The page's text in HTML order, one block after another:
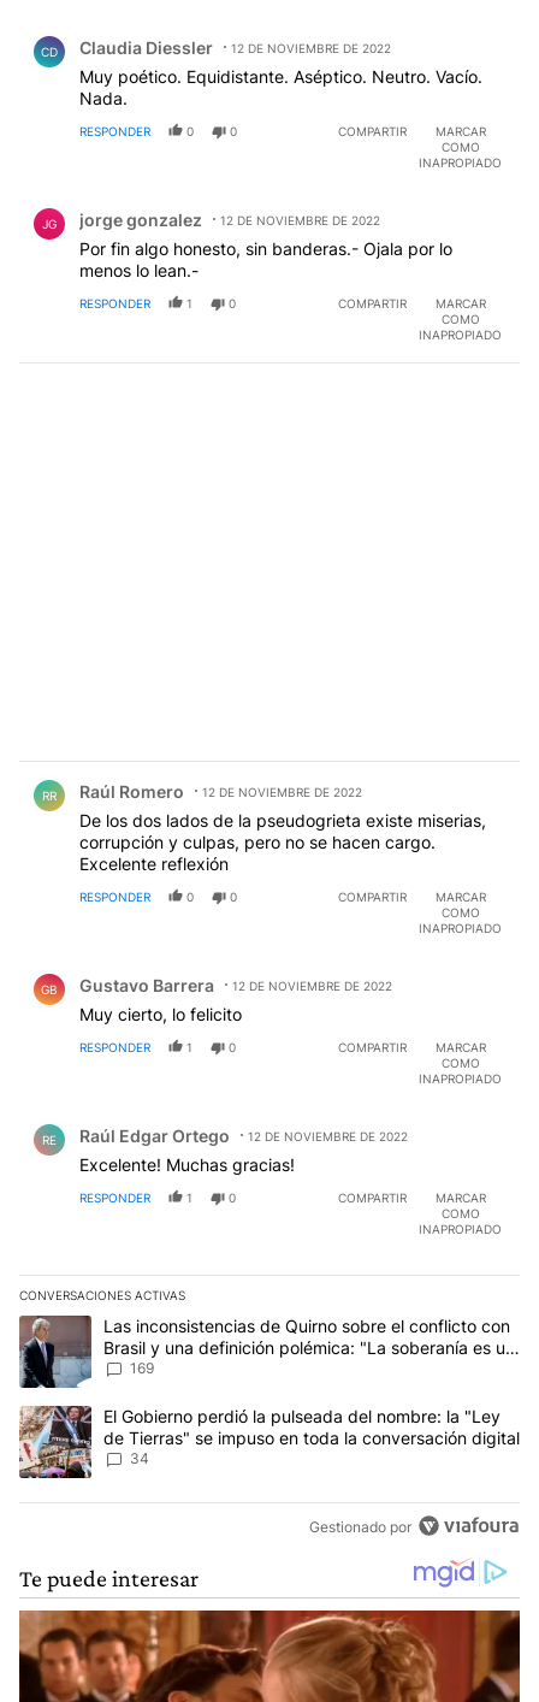
CD Claudia Diessler 12 DE NOVIEMBRE DE 2022
Muy poético. Equidistante. Aséptico. Neutro. Vacío.
Nada.
RESPONDER 0 0 COMPARTIR
MARCAR
COMO
INAPROPIADO
JG jorge gonzalez 12 DE NOVIEMBRE DE 2022
Por fin algo honesto, sin banderas.- Ojala por lo
menos lo lean.-
RESPONDER 1 0 COMPARTIR
MARCAR
COMO
INAPROPIADO
RR Raúl Romero 12 DE NOVIEMBRE DE 2022
De los dos lados de la pseudogrieta existe miserias,
corrupción y culpas, pero no se hacen cargo.
Excelente reflexión
RESPONDER 0 0 COMPARTIR
MARCAR
COMO
INAPROPIADO
GB Gustavo Barrera 12 DE NOVIEMBRE DE 2022
Muy cierto, lo felicito
RESPONDER 1 0 COMPARTIR
MARCAR
COMO
INAPROPIADO
RE Raúl Edgar Ortego 12 DE NOVIEMBRE DE 2022
Excelente! Muchas gracias!
RESPONDER 1 0 COMPARTIR
MARCAR
COMO
INAPROPIADO
CONVERSACIONES ACTIVAS
Este listado muestra los artículos con más comentarios en los
Un artículo de tendencia con el título "Las inconsistencias de
Las inconsistencias de Quirno sobre el conflicto con
Brasil y una definición polémica: "La soberanía es un
concepto antiguo"
169
Un artículo de tendencia con el título "El Gobierno perdió la
El Gobierno perdió la pulseada del nombre: la "Ley
de Tierras" se impuso en toda la conversación digital
34
Gestionado por